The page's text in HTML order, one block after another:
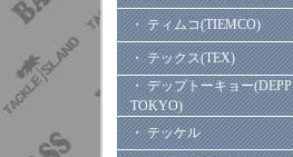
・ ティムコ(TIEMCO)
・ テックス(TEX)
・ デップトーキョー(DEPP
TOKYO)
・ テッケル